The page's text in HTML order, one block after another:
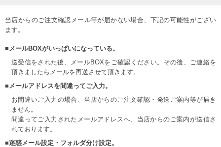
当店からのご注文確認メール等が届かない場合、下記の可能性がござい
ます。
■メールBOXがいっぱいになっている。
送受信をされた後、メールBOXをご確認ください。その後、ご連絡を
頂きましたらメールを再送させて頂きます。
■メールアドレスを間違ってご入力。
お間違いご入力の場合、当店からのご注文確認・発送ご案内等が届き
ません。
間違ってご入力されたメールアドレスへ、当店からのご案内が送信さ
れております。
■迷惑メール設定・フォルダ分け設定。